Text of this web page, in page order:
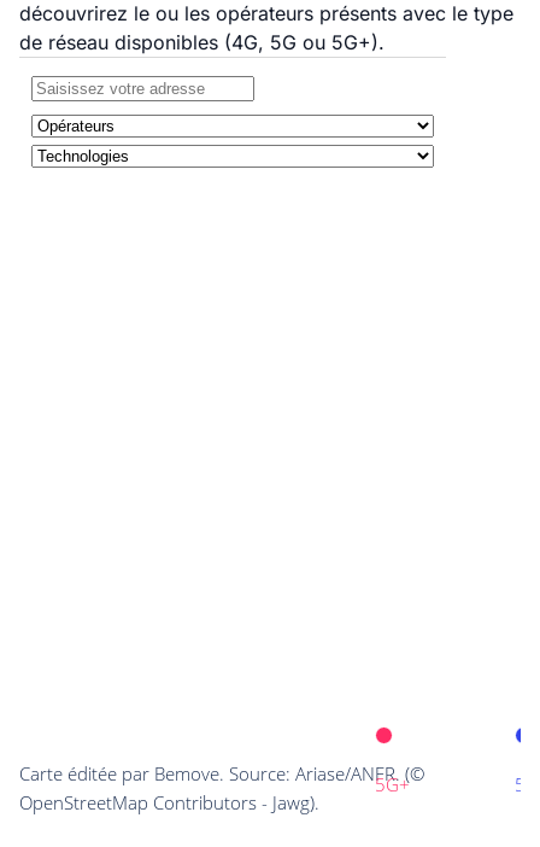
découvrirez le ou les opérateurs présents avec le type
de réseau disponibles (4G, 5G ou 5G+).